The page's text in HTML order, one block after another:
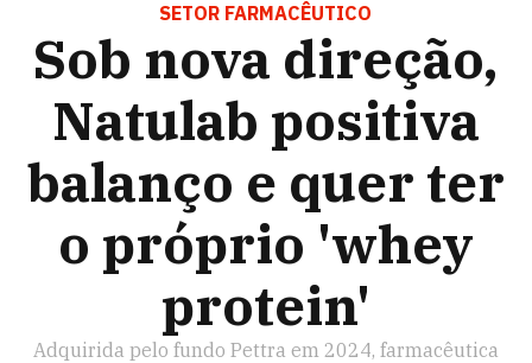
POSITIVA BALANÇO E QUER TER O
PRÓPRIO 'WHEY PROTEIN'
SETOR FARMACÊUTICO
Sob nova direção,
Natulab positiva
balanço e quer ter
o próprio 'whey
protein'
Adquirida pelo fundo Pettra em 2024, farmacêutica